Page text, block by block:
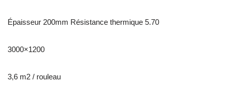
Épaisseur 200mm Résistance thermique 5.70
3000×1200
3,6 m2 / rouleau